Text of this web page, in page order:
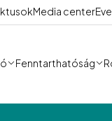
Media center
Fenntarthatóság